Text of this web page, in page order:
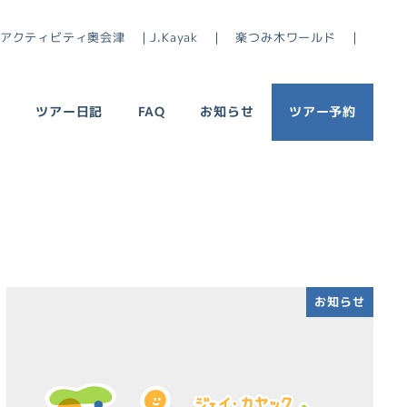
アクティビティ奥会津 ｜J.Kayak ｜楽つみ木ワールド ｜
ツアー日記 FAQ お知らせ ツアー予約
お知らせ